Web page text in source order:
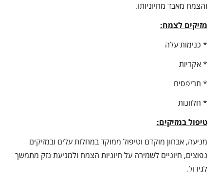
והצמח מאבד מחיוניותו.
מזיקים לצמח:
* כנימות עלה
* אקריות
* תריפסים
* חלזונות
טיפול במזיקים:
מניעה, אבחון מוקדם וטיפול ממוקד במחלות עלים ובמזיקים
נפוצים, חיוניים לשמירה על חיוניות הצמח ולמניעת נזק מתמשך
לגידול.